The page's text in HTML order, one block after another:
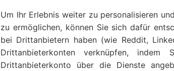
Um Ihr Erlebnis weiter zu personalisieren
zu ermöglichen, können Sie sich dafür
bei Drittanbietern haben (wie Reddit,
Drittanbieterkonten verknüpfen,
Drittanbieterkonto über die Dienste